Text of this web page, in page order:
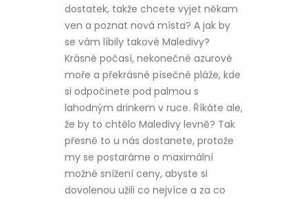
dostatek, takže chcete vyjet někam
ven a poznat nová místa? A jak by
se vám líbily takové Maledivy?
Krásné počasí, nekonečné azurové
moře a překrásné písečné pláže, kde
si odpočinete pod palmou s
lahodným drinkem v ruce. Říkáte ale,
že by to chtělo Maledivy levně? Tak
přesně to u nás dostanete, protože
my se postaráme o maximální
možné snížení ceny, abyste si
dovolenou užili co nejvíce a za co